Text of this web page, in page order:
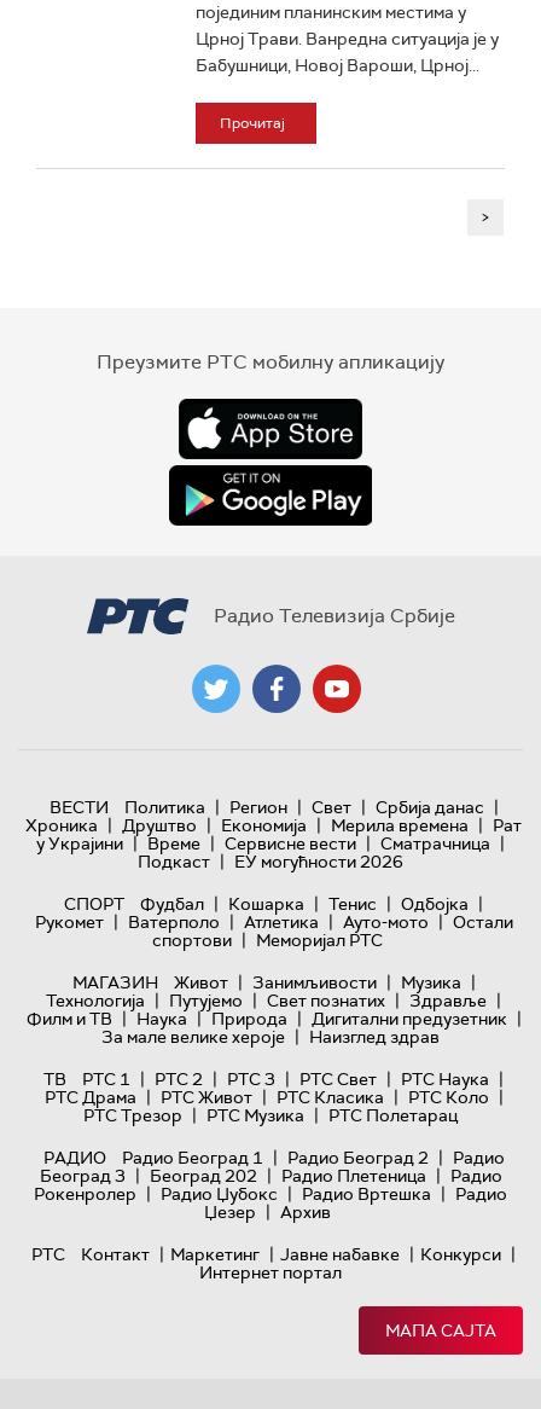
појединим планинским местима у
Црној Трави. Ванредна ситуација је у
Бабушници, Новој Вароши, Црној...
Прочитај
>
Преузмите РТС мобилну апликацију
Радио Телевизија Србије
ВЕСТИ Политика | Регион | Свет | Србија данас |
Хроника | Друштво | Економија | Мерила времена | Рат
у Украјини | Време | Сервисне вести | Сматрачница |
Подкаст | ЕУ могућности 2026
СПОРТ
Фудбал | Кошарка | Тенис | Одбојка |
Рукомет | Ватерполо | Атлетика | Ауто-мото | Остали
спортови | Меморијал РТС
МАГАЗИН
Живот | Занимљивости | Музика |
Технологијa | Путујемо | Свет познатих | Здравље |
Филм и ТВ | Наука | Природа | Дигитални предузетник |
За мале велике хероје | Наизглед здрав
ТВ
РТС 1 | РТС 2 | РТС 3 | РТС Свет | РТС Наука |
РТС Драма | РТС Живот | РТС Класика | РТС Коло |
РТС Трезор | РТС Музика | РТС Полетарац
РАДИО
Радио Београд 1 | Радио Београд 2 | Радио
Београд 3 | Београд 202 | Радио Плетеница | Радио
Рокенролер | Радио Џубокс | Радио Вртешка | Радио
Џезер | Архив
РТС
Контакт | Маркетинг | Јавне набавке | Конкурси |
Интернет портал
МАПА САЈТА